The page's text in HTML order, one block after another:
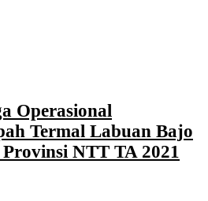
Operasional
Termal Labuan Bajo
NTT TA 2021